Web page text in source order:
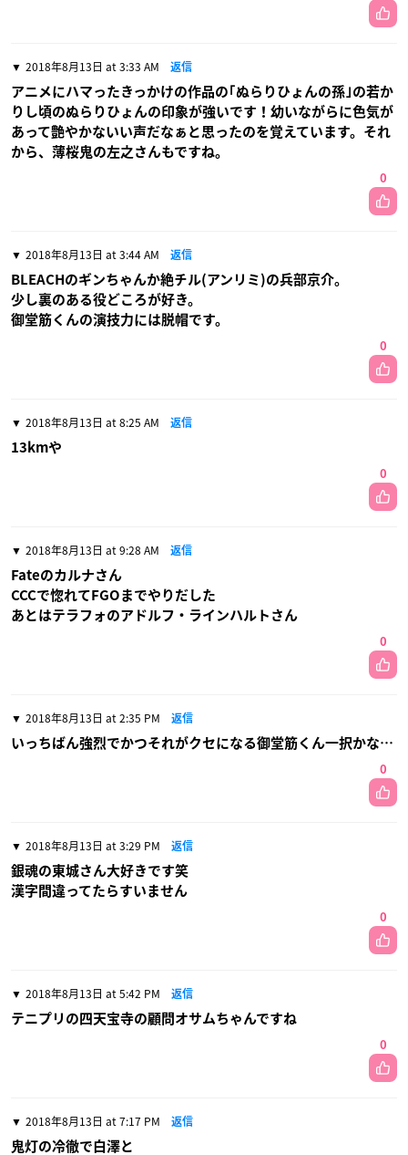
2018年8月13日 at 3:33 AM 返信
アニメにハマったきっかけの作品の｢ぬらりひょんの孫｣の若か
りし頃のぬらりひょんの印象が強いです！幼いながらに色気が
あって艶やかないい声だなぁと思ったのを覚えています。それ
から、薄桜鬼の左之さんもですね。
0
2018年8月13日 at 3:44 AM 返信
BLEACHのギンちゃんか絶チル(アンリミ)の兵部京介。
少し裏のある役どころが好き。
御堂筋くんの演技力には脱帽です。
0
2018年8月13日 at 8:25 AM 返信
13kmや
0
2018年8月13日 at 9:28 AM 返信
Fateのカルナさん
CCCで惚れてFGOまでやりだした
あとはテラフォのアドルフ・ラインハルトさん
0
2018年8月13日 at 2:35 PM 返信
いっちばん強烈でかつそれがクセになる御堂筋くん一択かな…
0
2018年8月13日 at 3:29 PM 返信
銀魂の東城さん大好きです笑
漢字間違ってたらすいません
0
2018年8月13日 at 5:42 PM 返信
テニプリの四天宝寺の顧問オサムちゃんですね
0
2018年8月13日 at 7:17 PM 返信
鬼灯の冷徹で白澤と